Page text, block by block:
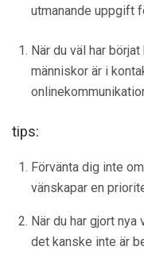
utmanande uppgift
När du väl har
människor är i
tips:
Förvänta dig inte
vänskapar en
När du har gjort
det kanske inte är